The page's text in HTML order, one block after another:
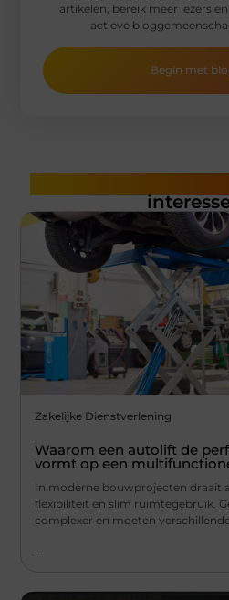
artikelen, bereik meer lezers
actieve
Begin met
Zakelijke Dienstverlening
Waarom een autolift de
vormt op een
In moderne bouwprojecten draait
flexibiliteit en slim ruimtegebruik.
complexer en moeten
...